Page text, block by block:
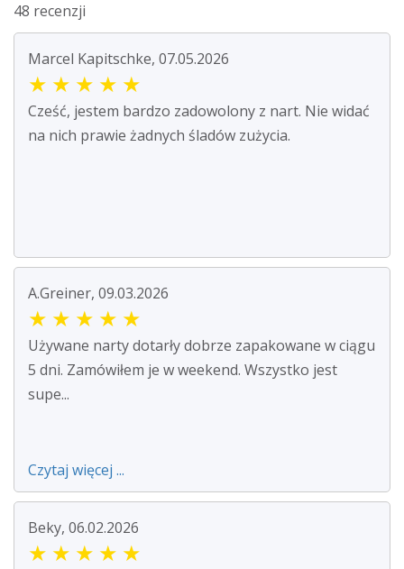
48 recenzji
Marcel Kapitschke, 07.05.2026
★ ★ ★ ★ ★
Cześć, jestem bardzo zadowolony z nart. Nie widać
na nich prawie żadnych śladów zużycia.
A.Greiner, 09.03.2026
★ ★ ★ ★ ★
Używane narty dotarły dobrze zapakowane w ciągu
5 dni. Zamówiłem je w weekend. Wszystko jest
supe...
Czytaj więcej ...
Beky, 06.02.2026
★ ★ ★ ★ ★